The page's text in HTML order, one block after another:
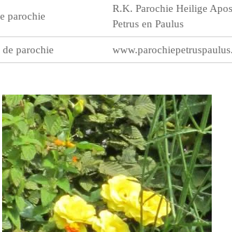
parochie
R.K. Parochie Heilige
Petrus en Paulus
parochie